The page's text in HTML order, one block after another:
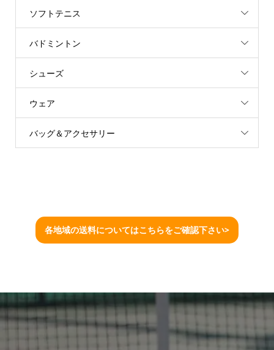
ソフトテニス
バドミントン
シューズ
ウェア
バッグ＆アクセサリー
各地域の送料についてはこちらをご確認下さい>